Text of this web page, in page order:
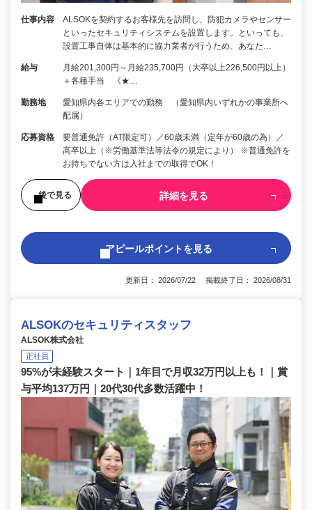
仕事内容
ALSOKを契約するお客様先を訪問し、防犯カメラやセンサー
といったセキュリティシステムを設置します。といっても、
設置工事自体は基本的に協力業者が行うため、あなた…
給与
月給201,300円～月給235,700円（大卒以上226,500円以上）
＋各種手当 《★…
勤務地
愛知県内各エリアでの勤務 （愛知県内いずれかの事業所へ
配属）
応募資格
要普通免許（AT限定可）／60歳未満（定年が60歳の為）／
高卒以上（※労働基準法等法令の規定により） ※普通免許を
お持ちでない方は入社までの取得でOK！
後で見る 詳細を見る
アピールポイントを見る
更新日： 2026/07/22 掲載終了日： 2026/08/31
ALSOKのセキュリティスタッフ
ALSOK株式会社
正社員
95%が未経験スタート｜1年目で月収32万円以上も！｜賞
与平均137万円｜20代30代多数活躍中！